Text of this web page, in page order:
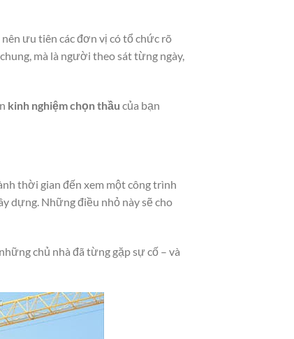
nên ưu tiên các đơn vị có tổ chức rõ
mà là người theo sát từng ngày,
kinh nghiệm chọn thầu của bạn
thời gian đến xem một công trình
dựng. Những điều nhỏ này sẽ cho
chủ nhà đã từng gặp sự cố – và